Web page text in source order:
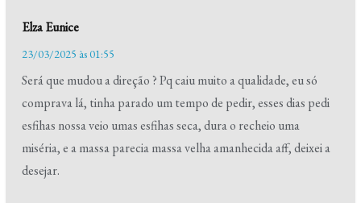
Elza Eunice
23/03/2025 às 01:55
Será que mudou a direção ? Pq caiu muito a qualidade, eu só
comprava lá, tinha parado um tempo de pedir, esses dias pedi
esfihas nossa veio umas esfihas seca, dura o recheio uma
miséria, e a massa parecia massa velha amanhecida aff, deixei a
desejar.